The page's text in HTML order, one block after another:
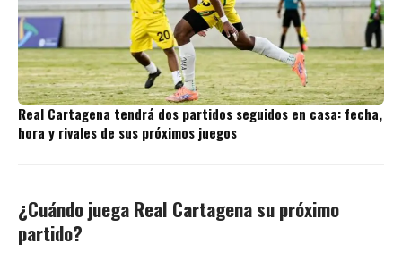
Real Cartagena tendrá dos partidos seguidos en casa: fecha,
hora y rivales de sus próximos juegos
¿Cuándo juega Real Cartagena su próximo
partido?